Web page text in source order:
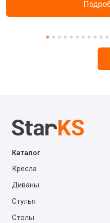
Каталог
Кресла
Диваны
Стулья
Столы